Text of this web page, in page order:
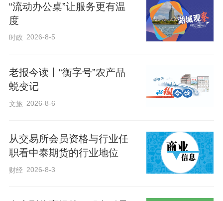
从童言无忌到童策善治，童言童意已经转
化为社区治理的实际举措，一幅儿童友
开。目前，福苑社区已将儿童议事团纳入
常态化治理机制，组织少年儿童围绕文明
创建、安全教育、环境保护等主题开展活
来。在构建社区搭台、儿童参与、家庭协
同的治理新格局的同时，不断为基层治理
现代化注入新活力。
“流动办公桌”让服务更有温
度
时政 2026-8-5
老报今读丨“衡字号”农产品
蜕变记
文旅 2026-8-6
从交易所会员资格与行业任
职看中泰期货的行业地位
财经 2026-8-3